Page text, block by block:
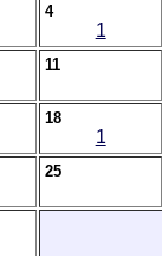
4
1
11
18
1
25